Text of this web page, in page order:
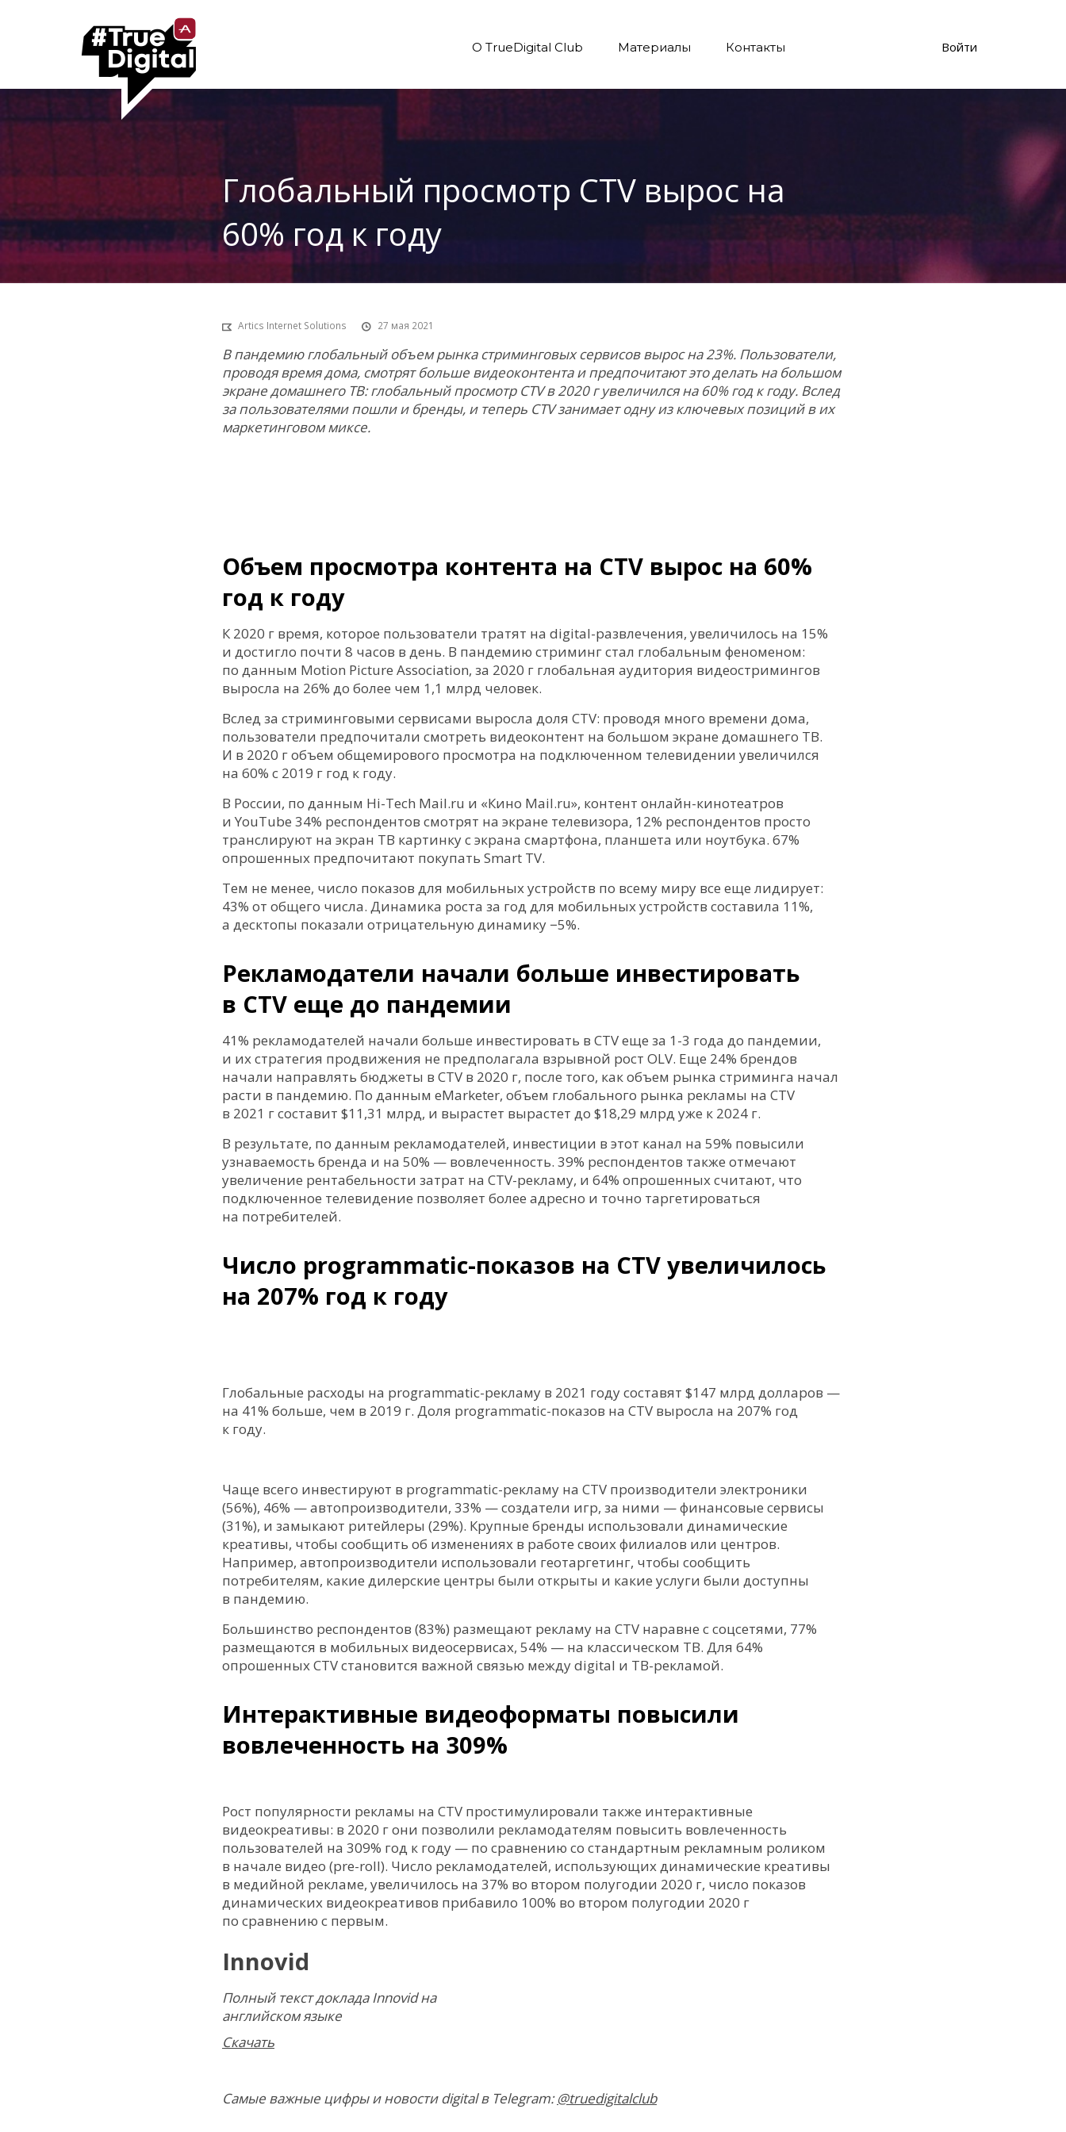
О TrueDigital Club Материалы Контакты Войти
Глобальный просмотр CTV вырос на
60% год к году
Artics Internet Solutions 27 мая 2021
В пандемию глобальный объем рынка стриминговых сервисов вырос на 23%. Пользователи,
проводя время дома, смотрят больше видеоконтента и предпочитают это делать на большом
экране домашнего ТВ: глобальный просмотр CTV в 2020 г увеличился на 60% год к году. Вслед
за пользователями пошли и бренды, и теперь CTV занимает одну из ключевых позиций в их
маркетинговом миксе.
Объем просмотра контента на CTV вырос на 60%
год к году
К 2020 г время, которое пользователи тратят на digital-развлечения, увеличилось на 15%
и достигло почти 8 часов в день. В пандемию стриминг стал глобальным феноменом:
по данным Motion Picture Association, за 2020 г глобальная аудитория видеостримингов
выросла на 26% до более чем 1,1 млрд человек.
Вслед за стриминговыми сервисами выросла доля CTV: проводя много времени дома,
пользователи предпочитали смотреть видеоконтент на большом экране домашнего ТВ.
И в 2020 г объем общемирового просмотра на подключенном телевидении увеличился
на 60% с 2019 г год к году.
В России, по данным Hi-Tech Mail.ru и «Кино Mail.ru», контент онлайн-кинотеатров
и YouTube 34% респондентов смотрят на экране телевизора, 12% респондентов просто
транслируют на экран ТВ картинку с экрана смартфона, планшета или ноутбука. 67%
опрошенных предпочитают покупать Smart TV.
Тем не менее, число показов для мобильных устройств по всему миру все еще лидирует:
43% от общего числа. Динамика роста за год для мобильных устройств составила 11%,
а десктопы показали отрицательную динамику −5%.
Рекламодатели начали больше инвестировать
в CTV еще до пандемии
41% рекламодателей начали больше инвестировать в CTV еще за 1-3 года до пандемии,
и их стратегия продвижения не предполагала взрывной рост OLV. Еще 24% брендов
начали направлять бюджеты в CTV в 2020 г, после того, как объем рынка стриминга начал
расти в пандемию. По данным eMarketer, объем глобального рынка рекламы на CTV
в 2021 г составит $11,31 млрд, и вырастет вырастет до $18,29 млрд уже к 2024 г.
В результате, по данным рекламодателей, инвестиции в этот канал на 59% повысили
узнаваемость бренда и на 50% — вовлеченность. 39% респондентов также отмечают
увеличение рентабельности затрат на CTV-рекламу, и 64% опрошенных считают, что
подключенное телевидение позволяет более адресно и точно таргетироваться
на потребителей.
Число programmatic-показов на CTV увеличилось
на 207% год к году
Глобальные расходы на programmatic-рекламу в 2021 году составят $147 млрд долларов —
на 41% больше, чем в 2019 г. Доля programmatic-показов на CTV выросла на 207% год
к году.
Чаще всего инвестируют в programmatic-рекламу на CTV производители электроники
(56%), 46% — автопроизводители, 33% — создатели игр, за ними — финансовые сервисы
(31%), и замыкают ритейлеры (29%). Крупные бренды использовали динамические
креативы, чтобы сообщить об изменениях в работе своих филиалов или центров.
Например, автопроизводители использовали геотаргетинг, чтобы сообщить
потребителям, какие дилерские центры были открыты и какие услуги были доступны
в пандемию.
Большинство респондентов (83%) размещают рекламу на CTV наравне с соцсетями, 77%
размещаются в мобильных видеосервисах, 54% — на классическом ТВ. Для 64%
опрошенных CTV становится важной связью между digital и ТВ-рекламой.
Интерактивные видеоформаты повысили
вовлеченность на 309%
Рост популярности рекламы на CTV простимулировали также интерактивные
видеокреативы: в 2020 г они позволили рекламодателям повысить вовлеченность
пользователей на 309% год к году — по сравнению со стандартным рекламным роликом
в начале видео (pre-roll). Число рекламодателей, использующих динамические креативы
в медийной рекламе, увеличилось на 37% во втором полугодии 2020 г, число показов
динамических видеокреативов прибавило 100% во втором полугодии 2020 г
по сравнению с первым.
Innovid
Полный текст доклада Innovid на
английском языке
Cкачать
Самые важные цифры и новости digital в Telegram:@truedigitalclub